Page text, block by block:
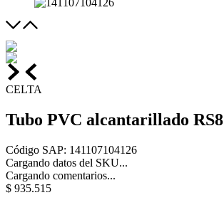
CELTA
Tubo PVC alcantarillado RS8
Código SAP: 141107104126
Cargando datos del SKU...
Cargando comentarios...
$ 935.515